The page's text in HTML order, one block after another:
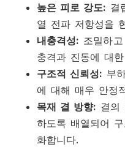
높은 피로 강도: 결
열 전파 저항성을
내충격성: 조밀하
충격과 진동에 대
구조적 신뢰성: 부
에 대해 매우 안정
목재 결 방향: 결의
하도록 배열되어
화합니다.